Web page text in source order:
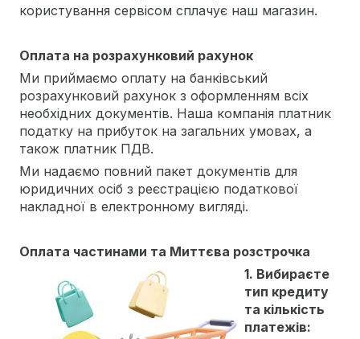
користування сервісом сплачує наш магазин.
Оплата на розрахунковий рахунок
Ми приймаємо оплату на банківський
розрахунковий рахунок з оформленням всіх
необхідних документів. Наша компанія платник
податку на прибуток на загальних умовах, а
також платник ПДВ.
Ми надаємо повний пакет документів для
юридичних осіб з реєстрацією податкової
накладної в електронному вигляді.
Оплата частинами та Миттєва розстрочка
1. Вибираєте
тип кредиту
та кількість
платежів: